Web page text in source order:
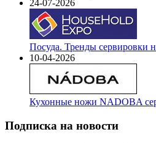
24-07-2026
Посуда. Тренды сервировки
10-04-2026
Кухонные ножи NADOBA
Подписка на новости